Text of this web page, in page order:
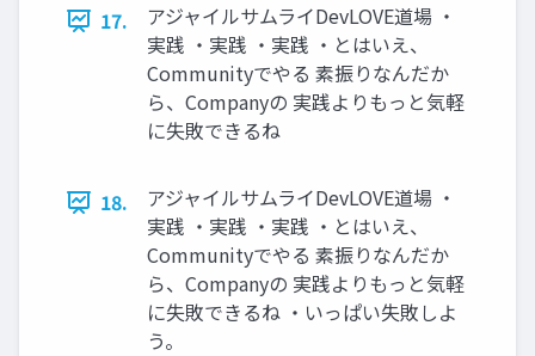
17.
アジャイルサムライDevLOVE道場 ・
実践 ・実践 ・実践 ・とはいえ、
Communityでやる 素振りなんだか
ら、Companyの 実践よりもっと気軽
に失敗できるね
18.
アジャイルサムライDevLOVE道場 ・
実践 ・実践 ・実践 ・とはいえ、
Communityでやる 素振りなんだか
ら、Companyの 実践よりもっと気軽
に失敗できるね ・いっぱい失敗しよ
う。